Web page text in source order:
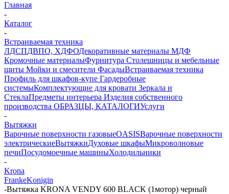
Главная
-
Каталог
-
Встраиваемая техника
ЛДСПДВПО, ХДФОДекоративные материалы МДФ
Кромочные материалыФурнитура Столешницы и мебельные
щиты Мойки и смесители ФасадыВстраиваемая техника
Профиль для шкафов-купе Гардеробные
системыКомплектующие для кровати Зеркала и
СтеклаПредметы интерьера Изделия собственного
производства ОБРАЗЦЫ, КАТАЛОГИУслуги
-
Вытяжки
Варочные поверхности газовыеOASISВарочные поверхности
электрическиеВытяжкиДуховые шкафыМикроволновые
печиПосудомоечные машиныХолодильники
-
Krona
FrankeKonigin
-Вытяжка KRONA VENDY 600 BLACK (1мотор) черный